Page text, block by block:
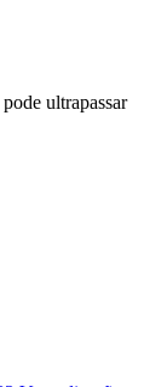
ultrapassar